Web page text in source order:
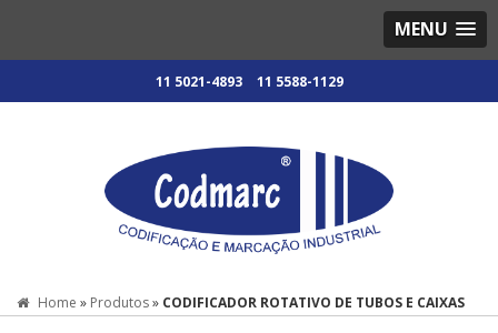
MENU
11 5021-4893 11 5588-1129
Home » Produtos» CODIFICADOR ROTATIVO DE TUBOS E CAIXAS